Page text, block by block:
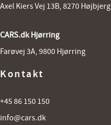
Axel Kiers Vej 13B, 8270 Højbjerg
CARS.dk Hjørring
Farøvej 3A, 9800 Hjørring
Kontakt
+45 86 150 150
info@cars.dk